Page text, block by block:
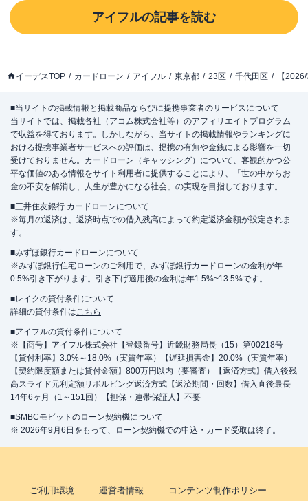
アイフルの記事を読む
イーデスTOP カードローン アイフル 東京都 23区 千代田区 【
■当サイトの掲載情報と掲載商品ならびに提携事業者のサービスについて
当サイトでは、掲載各社（アコム株式会社等）のアフィリエイトプログラム
で収益を得ております。しかしながら、当サイトの掲載情報やランキングに
おける提携事業者サービスへの評価は、提携の有無や金銭による影響を一切
受けておりません。カードローン（キャッシング）について、客観的かつ公
平な価値のある情報をサイト利用者に提供することにより、「世の中からお
金の不安を解消し、人生が豊かになる社会」の実現を目指しております。
■三井住友銀行 カードローンについて
※毎月の返済は、返済時点での借入残高によって約定返済金額が設定されま
す。
■みずほ銀行カードローンについて
※みずほ銀行住宅ローンのご利用で、みずほ銀行カードローンの金利が年
0.5%引き下がります。引き下げ適用後の金利は年1.5%~13.5%です。
■レイクの貸付条件について
詳細の貸付条件はこちら
■アイフルの貸付条件について
※【商号】アイフル株式会社【登録番号】近畿財務局長（15）第00218号
【貸付利率】3.0%～18.0%（実質年率）【遅延損害金】20.0%（実質年率）
【契約限度額または貸付金額】800万円以内（要審査）【返済方式】借入後残
高スライド元利定額リボルビング返済方式【返済期間・回数】借入直後最長
14年6ヶ月（1～151回）【担保・連帯保証人】不要
■SMBCモビットのローン契約機について
※ 2026年9月6日をもって、ローン契約機での申込・カード受取は終了。
ご利用環境 運営者情報
コンテンツ制作ポリシー